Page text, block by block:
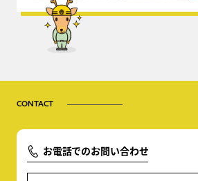
CONTACT
お電話でのお問い合わせ